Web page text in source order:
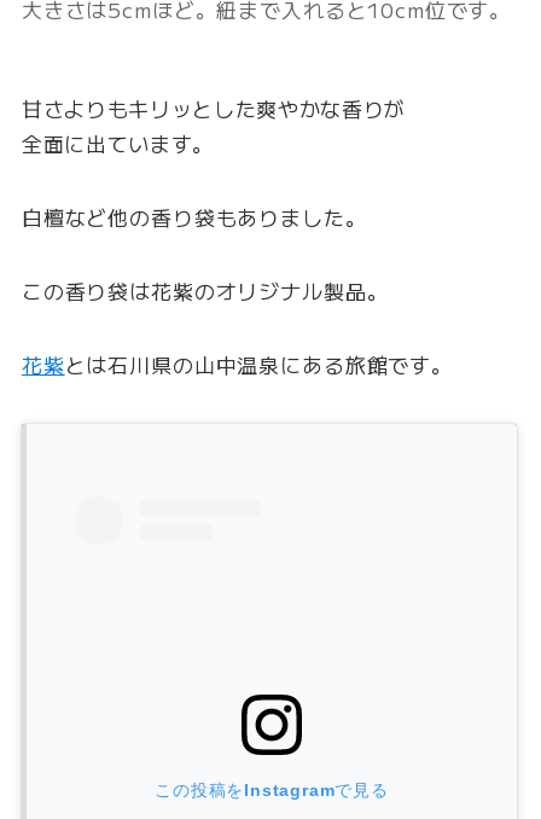
大きさは5cmほど。紐まで入れると10cm位です。
甘さよりもキリッとした爽やかな香りが
全面に出ています。
白檀など他の香り袋もありました。
この香り袋は花紫のオリジナル製品。
花紫とは石川県の山中温泉にある旅館です。
この投稿をInstagramで見る